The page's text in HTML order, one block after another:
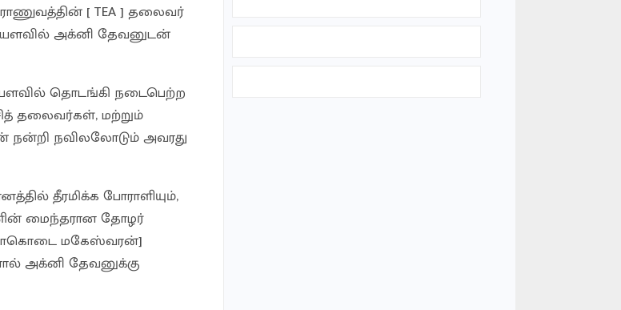
[ TEA ] தலைவர்
அக்னி தேவனுடன்
தொடங்கி நடைபெற்ற
தலைவர்கள், மற்றும்
நவிலலோடும் அவரது
தீரமிக்க போராளியும்,
மைந்தரான தோழர்
மகேஸ்வரன்]
அக்னி தேவனுக்கு